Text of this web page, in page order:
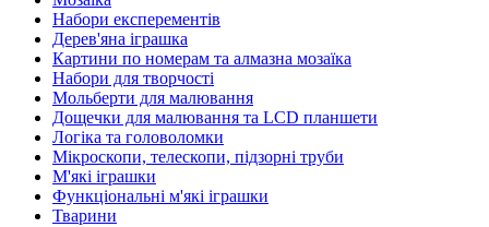
Набори експерементів
Дерев'яна іграшка
Картини по номерам та алмазна мозаїка
Набори для творчості
Мольберти для малювання
Дощечки для малювання та LCD планшети
Логіка та головоломки
Мікроскопи, телескопи, підзорні труби
М'які іграшки
Функціональні м'які іграшки
Тварини